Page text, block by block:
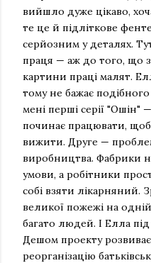
вийшло дуже цікаво,
те це й підліткове
серйозним у деталях.
праця — аж до того, що
картини праці малят.
тому не бажає
мені перші серії "Ошін"
починає працювати,
вижити. Друге —
виробництва. Фабрики
умови, а робітники
собі взяти
великої пожежі на
багато людей. І Елла під
Дешом проекту
реорганізацію